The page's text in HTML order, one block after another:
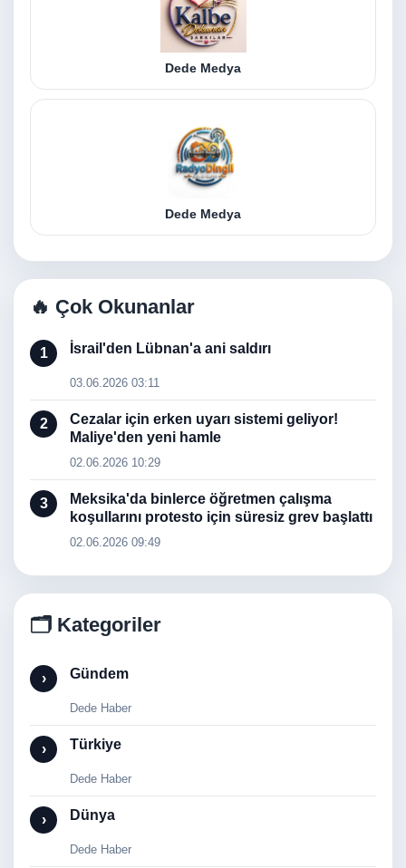
Dede Medya
Dede Medya
🔥 Çok Okunanlar
1 İsrail'den Lübnan'a ani saldırı
03.06.2026 03:11
2
Cezalar için erken uyarı sistemi geliyor!
Maliye'den yeni hamle
02.06.2026 10:29
3
Meksika'da binlerce öğretmen çalışma
koşullarını protesto için süresiz grev başlattı
02.06.2026 09:49
🗂️ Kategoriler
› Gündem
Dede Haber
› Türkiye
Dede Haber
› Dünya
Dede Haber